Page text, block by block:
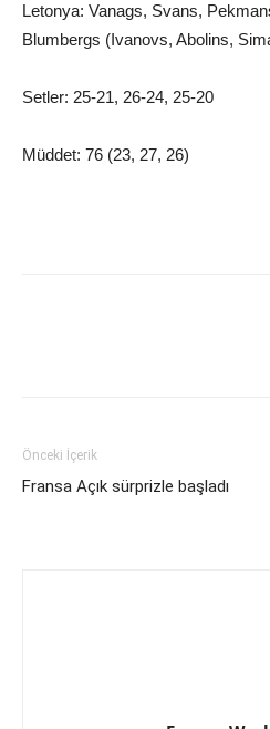
Letonya: Vanags, Svans,
Blumbergs (Ivanovs, Abolins,
Setler: 25-21, 26-24, 25-20
Müddet: 76 (23, 27, 26)
Önceki İçerik
Fransa Açık sürprizle başladı